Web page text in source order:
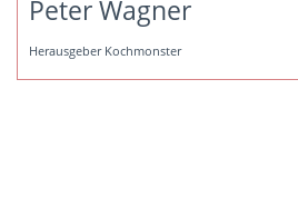
Peter Wagner
Herausgeber Kochmonster